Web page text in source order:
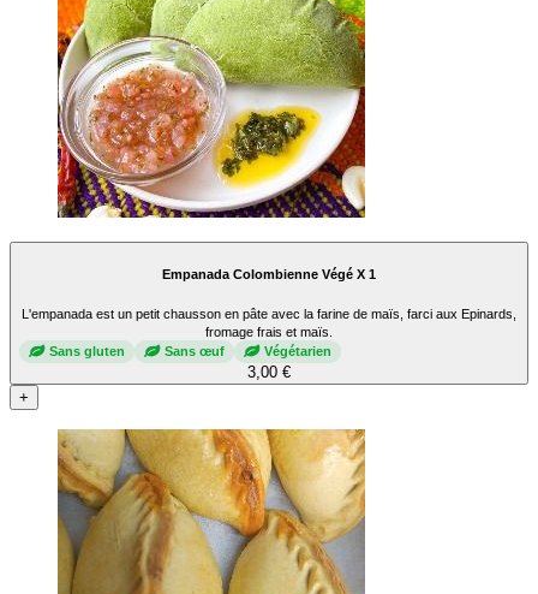
Empanada Colombienne Végé X 1
L'empanada est un petit chausson en pâte avec la farine de maïs, farci aux Epinards,
fromage frais et maïs.
Sans gluten
Sans œuf Végétarien
3,00 €
+